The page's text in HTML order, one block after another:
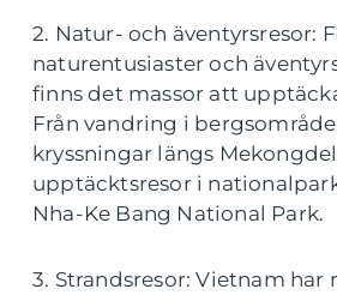
2. Natur- och äventyrsresor:
naturentusiaster och
finns det massor att
Från vandring i
kryssningar längs
upptäcktsresor i
Nha-Ke Bang National Park.
3. Strandsresor: Vietnam har